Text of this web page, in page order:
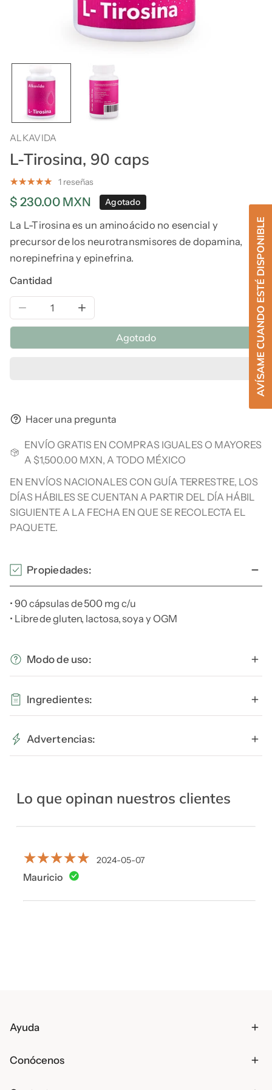
ALKAVIDA
L-Tirosina, 90 caps
1 reseñas
Precio
regular
$ 230.00 MXN Agotado
La L-Tirosina es un aminoácido no esencial y
precursor de los neurotransmisores de dopamina,
norepinefrina y epinefrina.
Cantidad
Reducir la cantidad de L-Tirosina, 90 caps
Aumentar la cantidad de L-Tirosina, 90
Agotado
Hacer una pregunta
ENVÍO GRATIS EN COMPRAS IGUALES O MAYORES
A $1,500.00 MXN, A TODO MÉXICO
EN ENVÍOS NACIONALES CON GUÍA TERRESTRE, LOS
DÍAS HÁBILES SE CUENTAN A PARTIR DEL DÍA HÁBIL
SIGUIENTE A LA FECHA EN QUE SE RECOLECTA EL
PAQUETE.
Propiedades:
• 90 cápsulas de 500 mg c/u
• Libre de gluten, lactosa, soya y OGM
Modo de uso:
Tomar 1 cápsula, 3 veces al día, o lo que recomiende el
profesional de salud.
No exceder la dosis recomendada.
Ingredientes:
L-tirosina.
Advertencias:
QUIEN LO USA. ESTE PRODUCTO NO ES UN
Lo que opinan nuestros clientes
2024-05-07
Mauricio
Ayuda
Conócenos
AVÍSAME CUANDO ESTÉ DISPONIBLE